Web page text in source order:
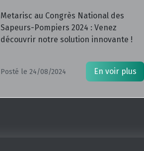
Metarisc au Congrès National des
Sapeurs-Pompiers 2024 : Venez
découvrir notre solution innovante !
Posté le 24/08/2024 En voir plus